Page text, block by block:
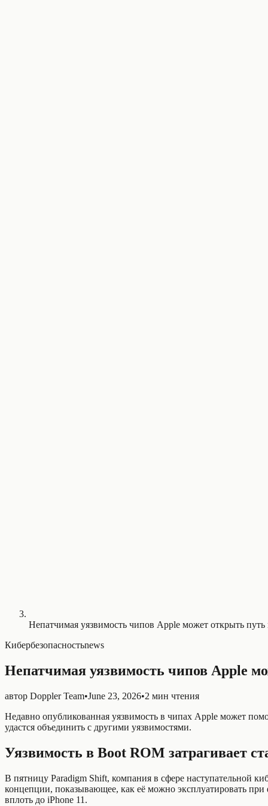
Непатчимая уязвимость чипов Apple может открыть
Кибербезопасностьnews
Непатчимая уязвимость чипов Apple
автор Doppler Team•June 23, 2026•2 мин чтения
Недавно опубликованная уязвимость в чипах Apple может
удастся объединить с другими уязвимостями.
Уязвимость в Boot ROM затрагивает
В пятницу Paradigm Shift, компания в сфере наступательной
концепции, показывающее, как её можно эксплуатировать
вплоть до iPhone 11.